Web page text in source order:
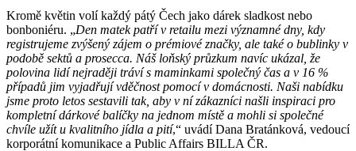
Kromě květin volí každý pátý Čech jako dárek sladkost nebo
bonboniéru. „Den matek patří v retailu mezi významné dny, kdy
registrujeme zvýšený zájem o prémiové značky, ale také o bublinky v
podobě sektů a prosecca. Náš loňský průzkum navíc ukázal, že
polovina lidí nejraději tráví s maminkami společný čas a v 16 %
případů jim vyjadřují vděčnost pomocí v domácnosti. Naši nabídku
jsme proto letos sestavili tak, aby v ní zákazníci našli inspiraci pro
kompletní dárkové balíčky na jednom místě a mohli si společné
chvíle užít u kvalitního jídla a pití,“ uvádí Dana Bratánková, vedoucí
korporátní komunikace a Public Affairs BILLA ČR.